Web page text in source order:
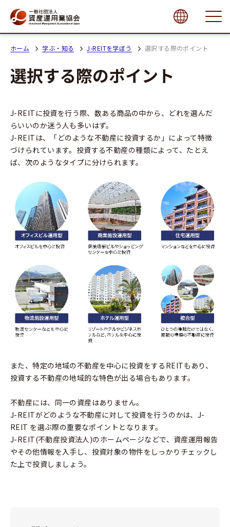
close
ホーム 学ぶ・知る J-REITを学ぼう 選択する際のポイント
選択する際のポイント
J-REITに投資を行う際、数ある商品の中から、どれを選んだ
らいいのか迷う人も多いはず。
J-REITは、「どのような不動産に投資するか」によって特徴
づけられています。投資する不動産の種類によって、たとえ
ば、次のようなタイプに分けられます。
また、特定の地域の不動産を中心に投資をするREITもあり、
投資する不動産の地域的な特色が出る場合もあります。
不動産には、同一の資産はありません。
J-REITがどのような不動産に対して投資を行うのかは、J-
REIT を選ぶ際の重要なポイントとなります。
J-REIT(不動産投資法人)のホームページなどで、資産運用報告
やその他情報を入手し、投資対象の物件をしっかりチェックし
た上で投資しましょう。